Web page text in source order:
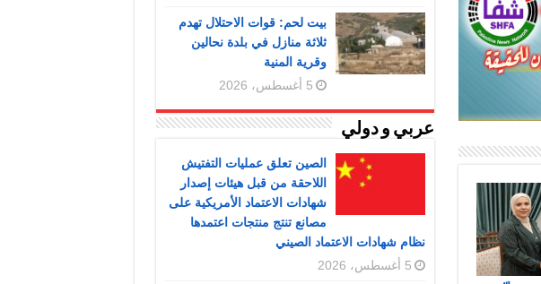
بيت لحم: قوات الاحتلال تهدم
ثلاثة منازل في بلدة نحالين
وقرية المنية
5 أغسطس، 2026
عربي و دولي
الصين تعلق عمليات التفتيش
اللاحقة من قبل هيئات إصدار
شهادات الاعتماد الأمريكية على
مصانع تنتج منتجات اعتمدها
نظام شهادات الاعتماد الصيني
5 أغسطس، 2026